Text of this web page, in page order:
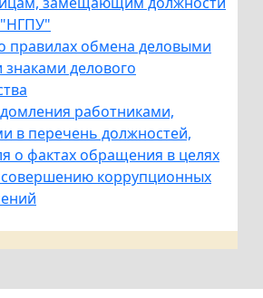
правилах обмена деловыми
делового
работниками,
в перечень должностей,
о фактах обращения в целях
совершению коррупционных